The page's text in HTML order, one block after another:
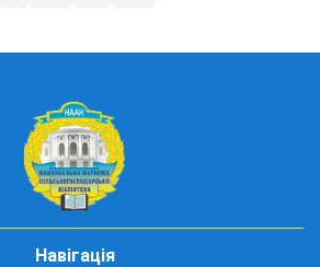
Навігація